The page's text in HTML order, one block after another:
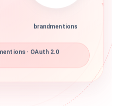
brandmentions
· OAuth 2.0